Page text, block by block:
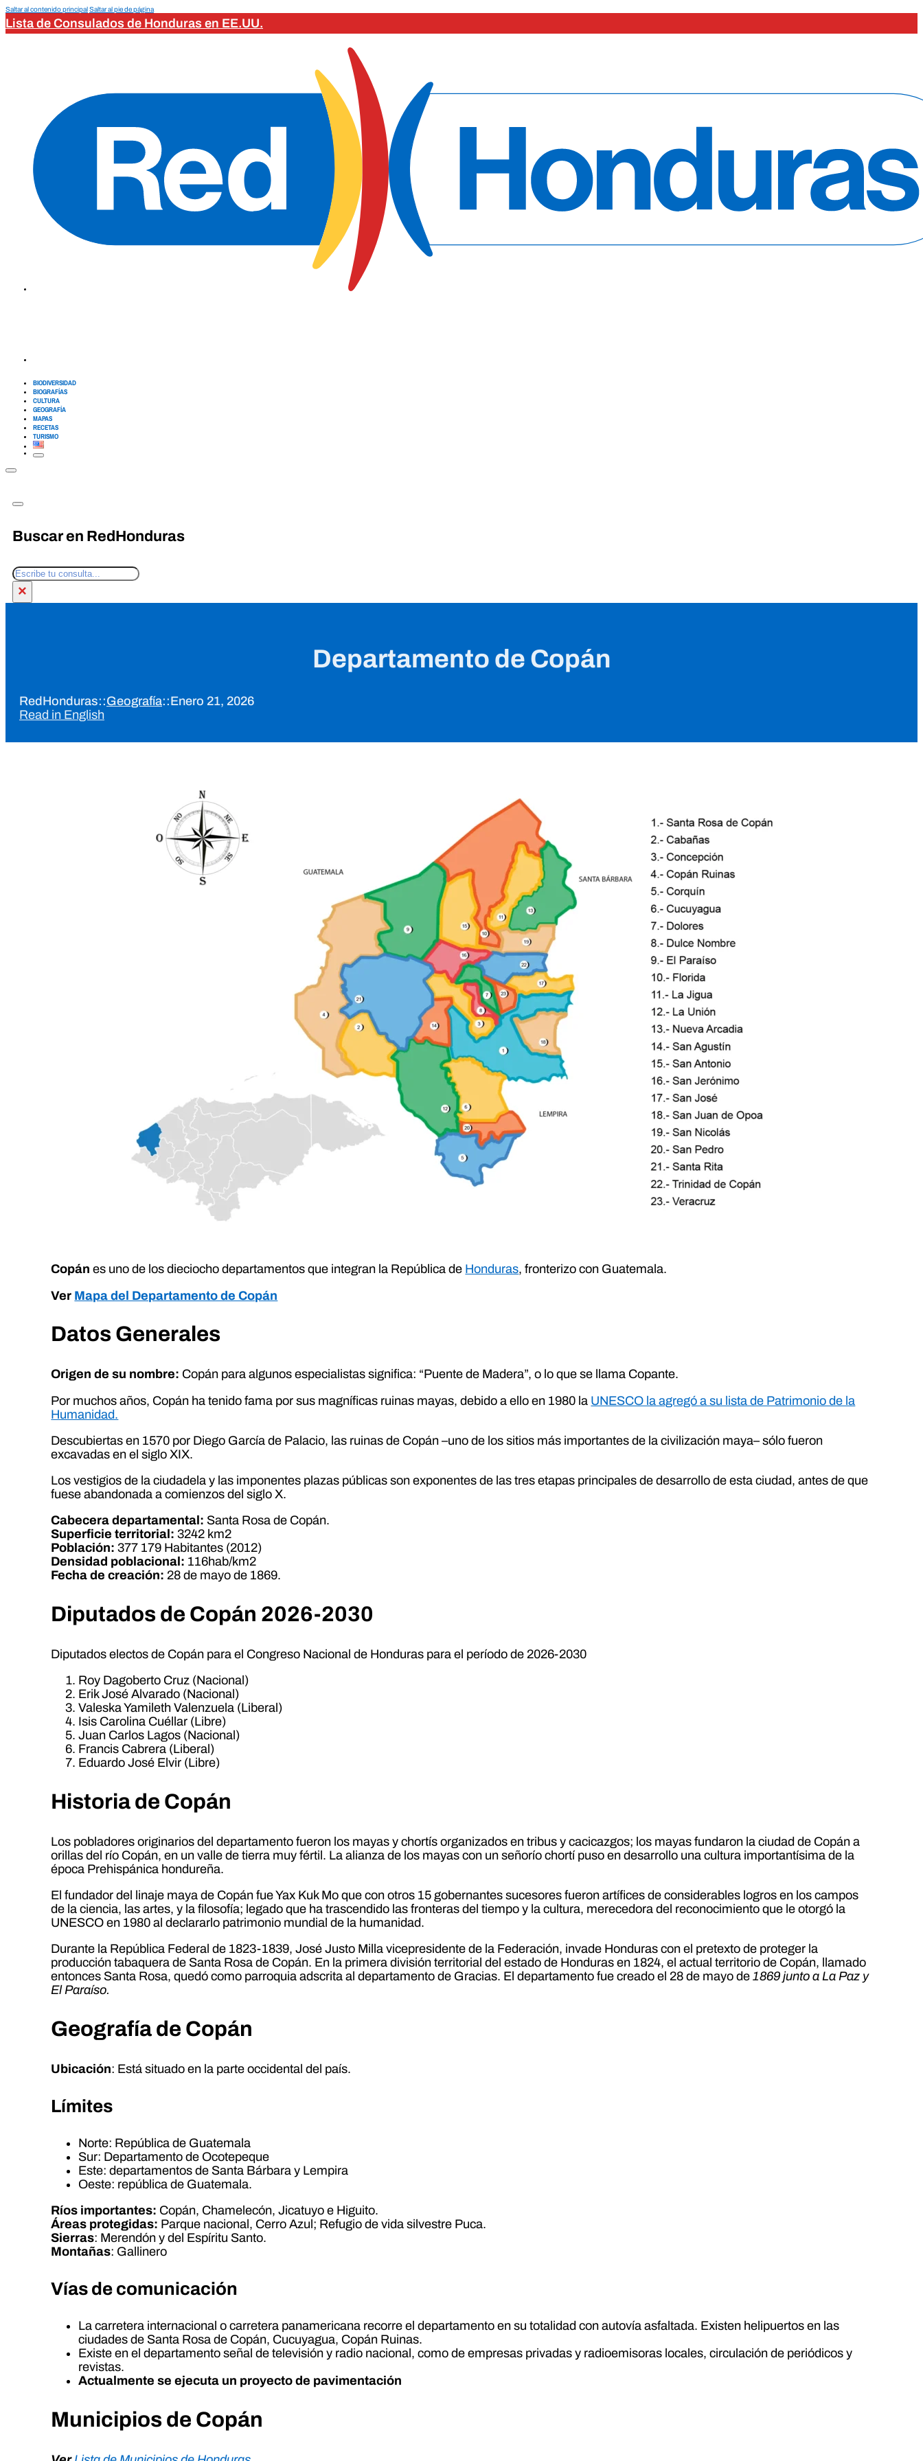
Saltar al contenido principalSaltar al pie de página
Lista de Consulados de Honduras en EE.UU.
BIODIVERSIDAD
BIOGRAFÍAS
CULTURA
GEOGRAFÍA
MAPAS
RECETAS
TURISMO
Buscar en RedHonduras
Buscar
×
Departamento de Copán
RedHonduras::Geografía::Enero 21, 2026
Read in English
Copán es uno de los dieciocho departamentos que integran la República de Honduras, fronterizo con Guatemala.
Ver Mapa del Departamento de Copán
Datos Generales
Origen de su nombre: Copán para algunos especialistas significa: “Puente de Madera”, o lo que se llama Copante.
Por muchos años, Copán ha tenido fama por sus magníficas ruinas mayas, debido a ello en 1980 la UNESCO la agregó a su lista de Patrimonio de la
Humanidad.
Descubiertas en 1570 por Diego García de Palacio, las ruinas de Copán –uno de los sitios más importantes de la civilización maya– sólo fueron
excavadas en el siglo XIX.
Los vestigios de la ciudadela y las imponentes plazas públicas son exponentes de las tres etapas principales de desarrollo de esta ciudad, antes de que
fuese abandonada a comienzos del siglo X.
Cabecera departamental: Santa Rosa de Copán.
Superficie territorial: 3242 km2
Población: 377 179 Habitantes (2012)
Densidad poblacional: 116hab/km2
Fecha de creación: 28 de mayo de 1869.
Diputados de Copán 2026-2030
Diputados electos de Copán para el Congreso Nacional de Honduras para el período de 2026-2030
Roy Dagoberto Cruz (Nacional)
Erik José Alvarado (Nacional)
Valeska Yamileth Valenzuela (Liberal)
Isis Carolina Cuéllar (Libre)
Juan Carlos Lagos (Nacional)
Francis Cabrera (Liberal)
Eduardo José Elvir (Libre)
Historia de Copán
Los pobladores originarios del departamento fueron los mayas y chortís organizados en tribus y cacicazgos; los mayas fundaron la ciudad de Copán a
orillas del río Copán, en un valle de tierra muy fértil. La alianza de los mayas con un señorío chortí puso en desarrollo una cultura importantísima de la
época Prehispánica hondureña.
El fundador del linaje maya de Copán fue Yax Kuk Mo que con otros 15 gobernantes sucesores fueron artífices de considerables logros en los campos
de la ciencia, las artes, y la filosofía; legado que ha trascendido las fronteras del tiempo y la cultura, merecedora del reconocimiento que le otorgó la
UNESCO en 1980 al declararlo patrimonio mundial de la humanidad.
Durante la República Federal de 1823-1839, José Justo Milla vicepresidente de la Federación, invade Honduras con el pretexto de proteger la
producción tabaquera de Santa Rosa de Copán. En la primera división territorial del estado de Honduras en 1824, el actual territorio de Copán, llamado
entonces Santa Rosa, quedó como parroquia adscrita al departamento de Gracias. El departamento fue creado el 28 de mayo de1869 junto a La Paz y
El Paraíso.
Geografía de Copán
Ubicación: Está situado en la parte occidental del país.
Límites
Norte: República de Guatemala
Sur: Departamento de Ocotepeque
Este: departamentos de Santa Bárbara y Lempira
Oeste: república de Guatemala.
Ríos importantes: Copán, Chamelecón, Jicatuyo e Higuito.
Áreas protegidas: Parque nacional, Cerro Azul; Refugio de vida silvestre Puca.
Sierras: Merendón y del Espíritu Santo.
Montañas: Gallinero
Vías de comunicación
La carretera internacional o carretera panamericana recorre el departamento en su totalidad con autovía asfaltada. Existen helipuertos en las
ciudades de Santa Rosa de Copán, Cucuyagua, Copán Ruinas.
Existe en el departamento señal de televisión y radio nacional, como de empresas privadas y radioemisoras locales, circulación de periódicos y
revistas.
Actualmente se ejecuta un proyecto de pavimentación
Municipios de Copán